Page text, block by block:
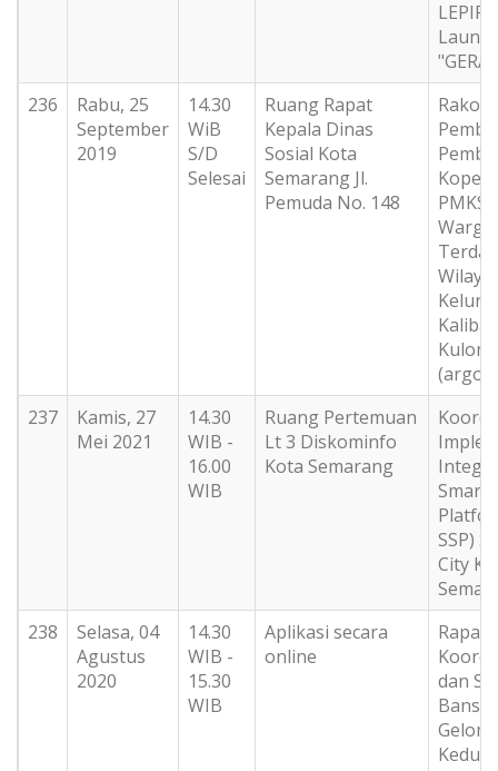
236
Rabu, 25
September
2019
14.30
WiB
S/D
Selesai
Ruang Rapat
Kepala Dinas
Sosial Kota
Semarang Jl.
Pemuda No. 148
Rakor
PMKS
Warga
Kulon
237
Kamis, 27
Mei 2021
14.30
WIB -
16.00
WIB
Ruang Pertemuan
Lt 3 Diskominfo
Kota Semarang
Smart
SSP)
City
238
Selasa, 04
Agustus
2020
14.30
WIB -
15.30
WIB
Aplikasi secara
online
Rapat
dan
Kedua